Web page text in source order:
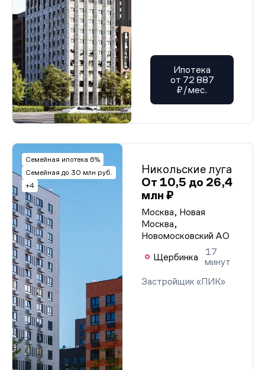
Ипотека
от 72 887
₽/мес.
Семейная ипотека 6%
Семейная до 30 млн руб.
+4
Никольские луга
От 10,5 до 26,4
млн ₽
Москва, Новая
Москва,
Новомосковский АО
Щербинка
17
минут
Застройщик «ПИК»